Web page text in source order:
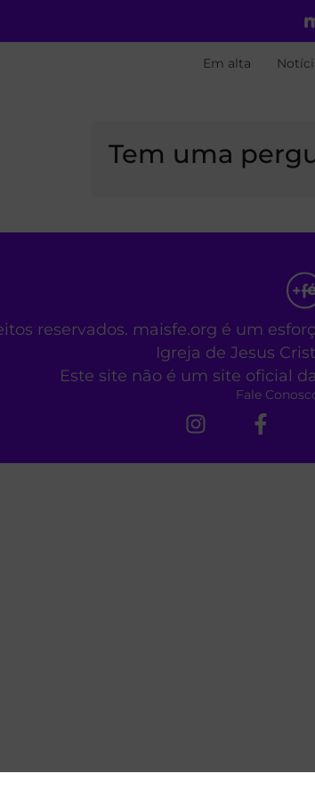
Em alta
Tem uma
reservados. maisfe.org é um
Igreja de Jesus
Este site não é um site oficial
Fale